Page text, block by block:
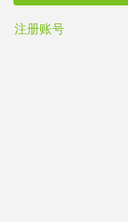
注册账号